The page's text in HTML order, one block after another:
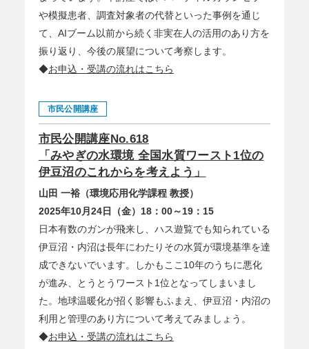
や模擬患者、調査対象者の代替といった事例を通じ
て、AIブーム以前から続く非実在人の活用のあり方を
振り返り、今後の展望について考察します。
◆お申込・受講の流れはこちら
市民公開講座
市民公開講座No.618
「みやぎの水環境 全国水質ワースト1位の
伊豆沼のこれからを考えよう」
山田 一裕（環境応用化学課程 教授）
2025年10月24日（金）18：00～19：15
日本有数のガンが飛来し、ハス遊覧でも知られている
伊豆沼・内沼は長年にわたりその水質が環境基準を達
成できないでいます。しかもここ10年のうちに悪化
が進み、とうとうワースト1位となってしまいまし
た。地球温暖化が招く影響もふまえ、伊豆沼・内沼の
利用と管理のあり方について考えてみましょう。
◆お申込・受講の流れはこちら